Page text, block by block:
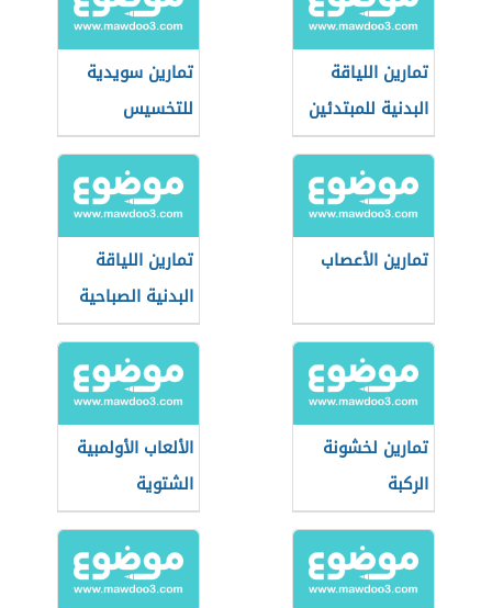
تمارين اللياقة
البدنية للمبتدئين
تمارين سويدية
للتخسيس
تمارين الأعصاب
تمارين اللياقة
البدنية الصباحية
تمارين لخشونة
الركبة
الألعاب الأولمبية
الشتوية